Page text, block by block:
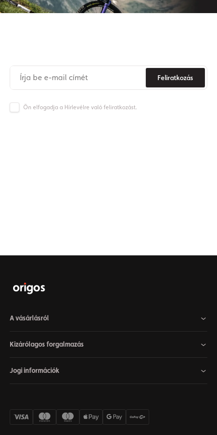
Feliratkozás
Ön elfogadja a Hírlevélre való feliratkozást.
A vásárlásról
Kizárólagos forgalmazás
Jogi információk